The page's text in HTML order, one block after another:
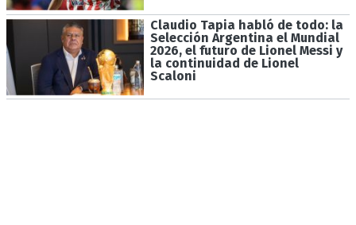
Claudio Tapia habló de todo: la
Selección Argentina el Mundial
2026, el futuro de Lionel Messi y
la continuidad de Lionel
Scaloni